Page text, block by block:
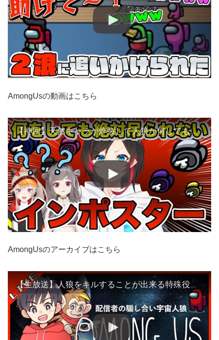
AmongUsの動画はこちら
【神回】天然キャラが炸裂して人狼が何しても吊られないw【アマングアスAmongUs】
AmongUsのアーカイブはこちら
【生放送】人狼をキルすることが出来る特殊役職を入れて近アモをしてみた！【※概要欄をチェック※】【Among Us】